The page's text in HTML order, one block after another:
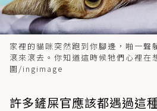
家裡的貓咪突然跑到你腳邊，啪一聲
滾來滾去。你知道這時候牠們心裡在
圖/ingimage
許多鏟屎官應該都遇過這